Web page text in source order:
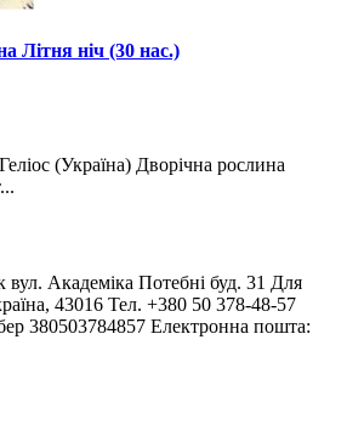
Літня ніч (30 нас.)
(Україна) Дворічна рослина
Академіка Потебні буд. 31 Для
43016 Тел. +380 50 378-48-57
380503784857 Електронна пошта: